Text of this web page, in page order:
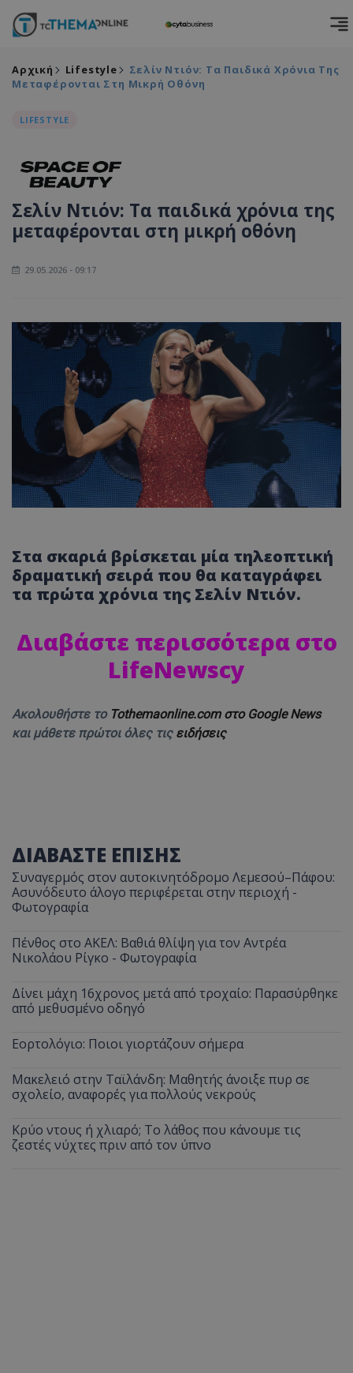
Αρχική Lifestyle
Σελίν Ντιόν: Τα Παιδικά Χρόνια Της
Μεταφέρονται Στη Μικρή Οθόνη
LIFESTYLE
Σελίν Ντιόν: Τα παιδικά χρόνια της
μεταφέρονται στη μικρή οθόνη
29.05.2026 - 09:17
Στα σκαριά βρίσκεται μία τηλεοπτική
δραματική σειρά που θα καταγράφει
τα πρώτα χρόνια της Σελίν Ντιόν.
Διαβάστε περισσότερα στο
LifeNewscy
Ακολουθήστε το Tothemaonline.com στο Google News
και μάθετε πρώτοι όλες τις ειδήσεις
ΔΙΑΒΑΣΤΕ ΕΠΙΣΗΣ
Συναγερμός στον αυτοκινητόδρομο Λεμεσού–Πάφου:
Ασυνόδευτο άλογο περιφέρεται στην περιοχή -
Φωτογραφία
Πένθος στο ΑΚΕΛ: Βαθιά θλίψη για τον Αντρέα
Νικολάου Ρίγκο - Φωτογραφία
Δίνει μάχη 16χρονος μετά από τροχαίο: Παρασύρθηκε
από μεθυσμένο οδηγό
Εορτολόγιο: Ποιοι γιορτάζουν σήμερα
Μακελειό στην Ταϊλάνδη: Μαθητής άνοιξε πυρ σε
σχολείο, αναφορές για πολλούς νεκρούς
Κρύο ντους ή χλιαρό; Το λάθος που κάνουμε τις
ζεστές νύχτες πριν από τον ύπνο